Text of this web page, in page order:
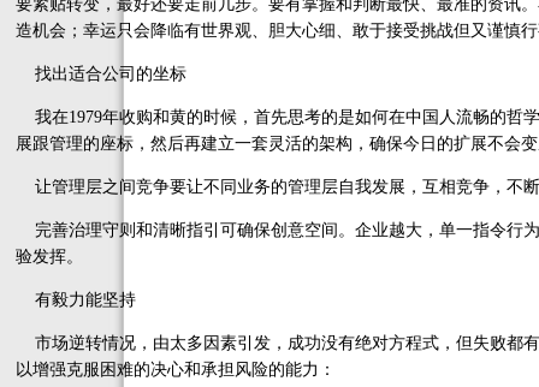
要紧贴转变，最好还要走前几步。要有掌握和判断最快、最准的资讯
造机会；幸运只会降临有世界观、胆大心细、敢于接受挑战但又谨慎
找出适合公司的坐标
我在1979年收购和黄的时候，首先思考的是如何在中国人流畅的哲
展跟管理的座标，然后再建立一套灵活的架构，确保今日的扩展不会
让管理层之间竞争要让不同业务的管理层自我发展，互相竞争，不
完善治理守则和清晰指引可确保创意空间。企业越大，单一指令行
验发挥。
有毅力能坚持
市场逆转情况，由太多因素引发，成功没有绝对方程式，但失败都
以增强克服困难的决心和承担风险的能力：